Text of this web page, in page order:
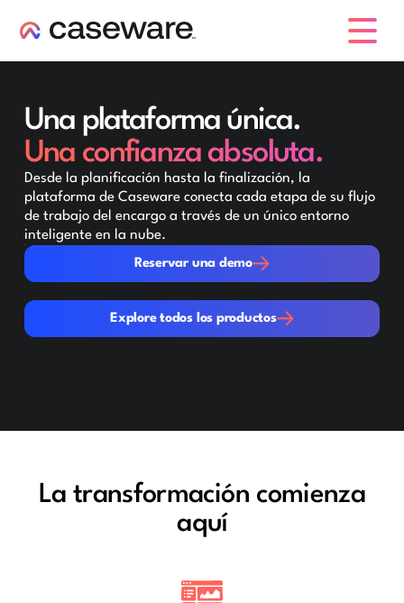
Una plataforma única.
Una confianza absoluta.
Desde la planificación hasta la finalización, la
plataforma de Caseware conecta cada etapa de su flujo
de trabajo del encargo a través de un único entorno
inteligente en la nube.
Reservar una demo
Reservar una demo
Explore todos los productos
Explore todos los productos
La transformación comienza
aquí